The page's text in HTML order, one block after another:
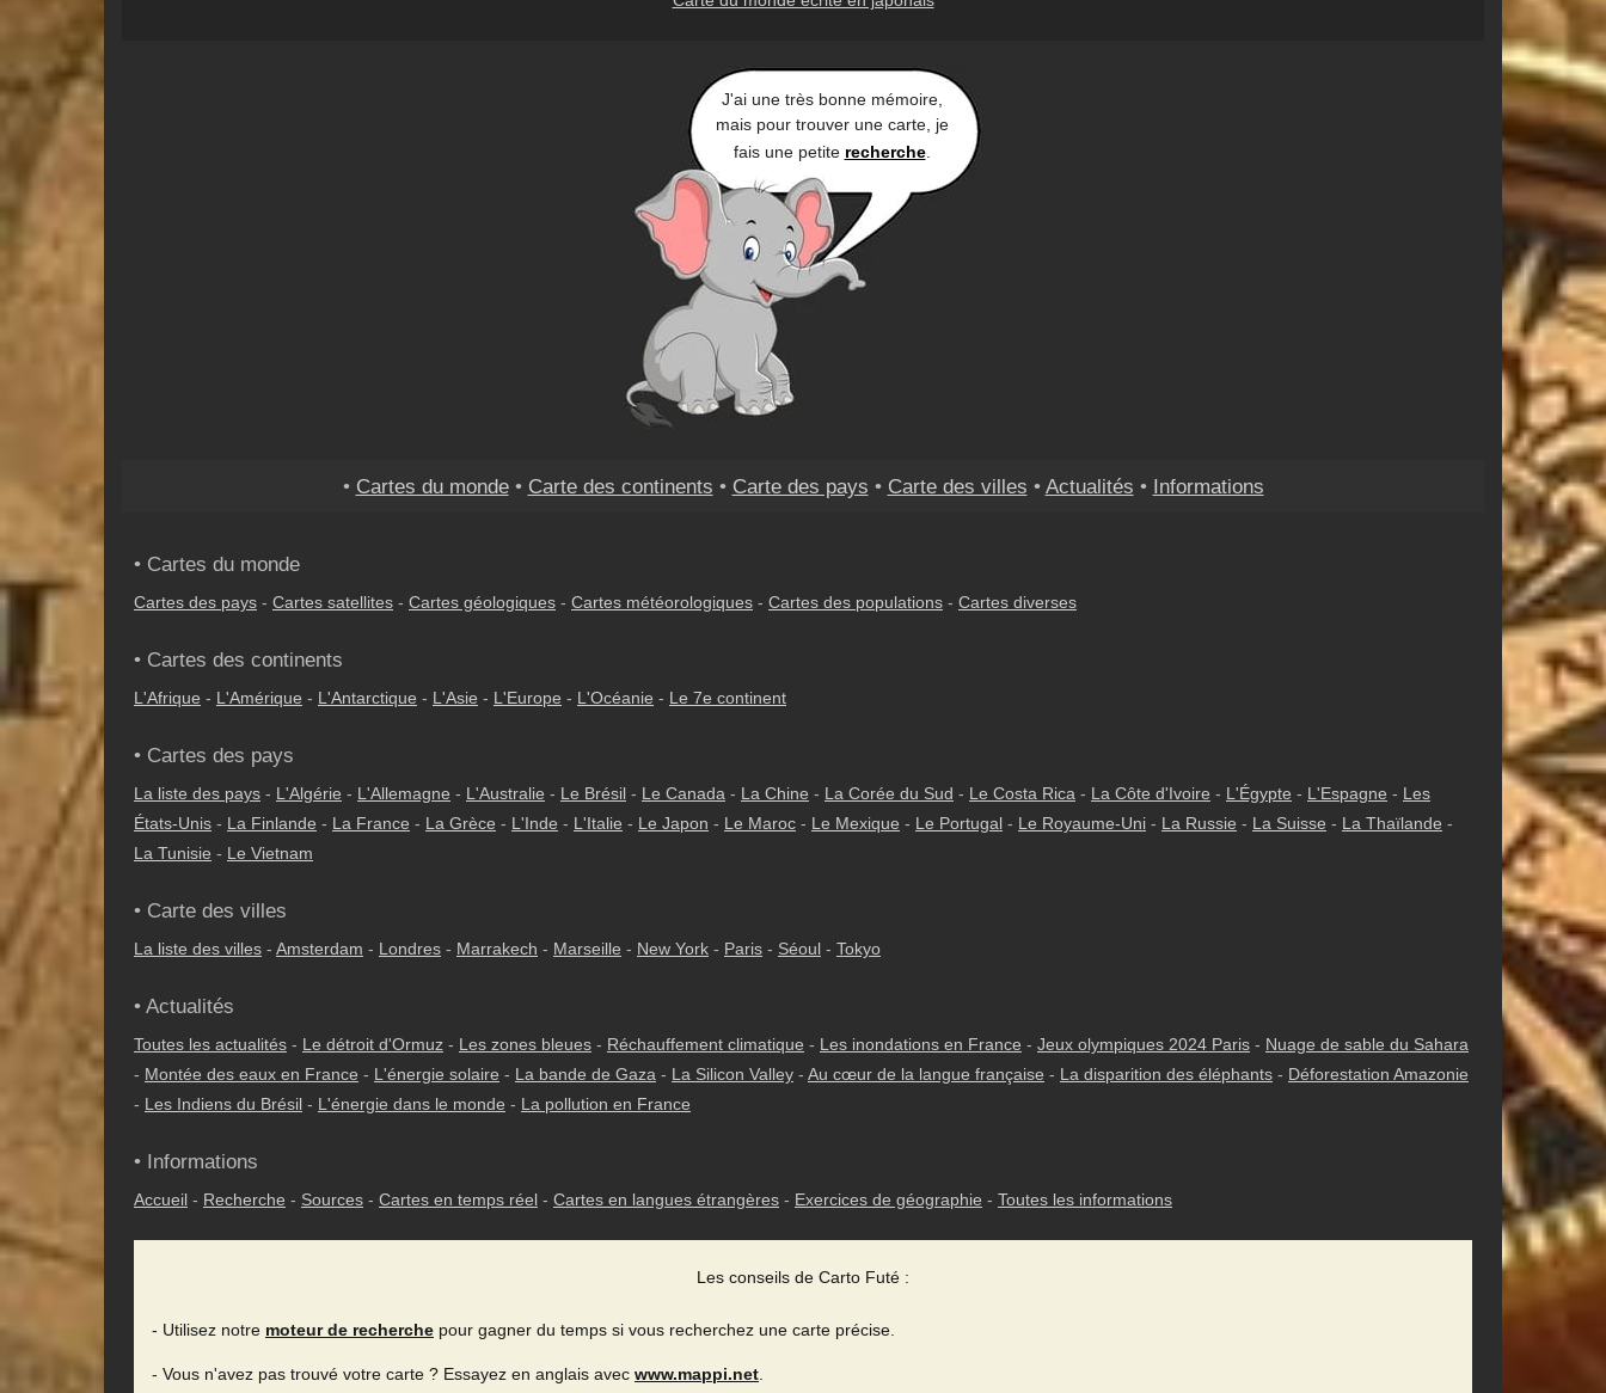
J'ai une très bonne mémoire,
mais pour trouver une carte, je
fais une petite recherche.
• Cartes du monde• Carte des continents • Carte des pays • Carte des villes • Actualités • Informations
• Cartes du monde
Cartes des pays - Cartes satellites - Cartes géologiques - Cartes météorologiques - Cartes des populations - Cartes diverses
• Cartes des continents
L'Afrique - L'Amérique - L'Antarctique - L'Asie - L'Europe - L'Océanie - Le 7e continent
• Cartes des pays
La liste des pays - L'Algérie - L'Allemagne - L'Australie - Le Brésil - Le Canada - La Chine - La Corée du Sud - Le Costa Rica - La Côte d'Ivoire - L'Égypte - L'Espagne - Les
États-Unis - La Finlande - La France - La Grèce - L'Inde - L'Italie - Le Japon - Le Maroc - Le Mexique - Le Portugal - Le Royaume-Uni - La Russie - La Suisse - La Thaïlande -
La Tunisie - Le Vietnam
• Carte des villes
La liste des villes - Amsterdam - Londres - Marrakech - Marseille - New York - Paris - Séoul - Tokyo
• Actualités
Toutes les actualités - Le détroit d'Ormuz - Les zones bleues - Réchauffement climatique - Les inondations en France - Jeux olympiques 2024 Paris - Nuage de sable du Sahara
- Montée des eaux en France - L'énergie solaire - La bande de Gaza - La Silicon Valley - Au cœur de la langue française - La disparition des éléphants - Déforestation Amazonie
- Les Indiens du Brésil - L'énergie dans le monde - La pollution en France
• Informations
Accueil - Recherche - Sources - Cartes en temps réel - Cartes en langues étrangères - Exercices de géographie - Toutes les informations
Les conseils de Carto Futé :
- Utilisez notre moteur de recherche pour gagner du temps si vous recherchez une carte précise.
- Vous n'avez pas trouvé votre carte ? Essayez en anglais avec www.mappi.net